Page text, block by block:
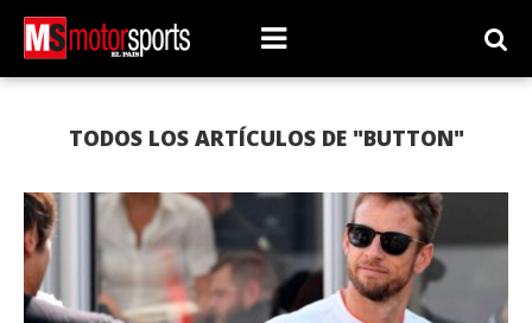
TODOS LOS ARTÍCULOS DE "BUTTON"